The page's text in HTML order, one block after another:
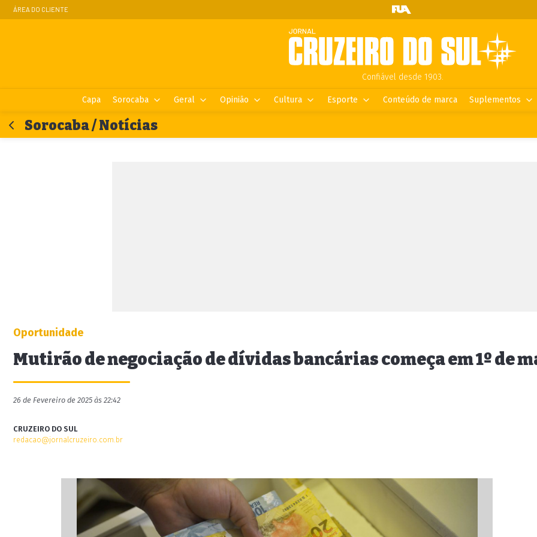
ÁREA DO CLIENTE
Confiável desde 1903.
Capa Sorocaba Geral Opinião Cultura Esporte Conteúdo de marca Suplementos
Sorocaba / Notícias
Oportunidade
Mutirão de negociação de dívidas bancárias começa em 1º de
26 de Fevereiro de 2025 às 22:42
CRUZEIRO DO SUL
redacao@jornalcruzeiro.com.br